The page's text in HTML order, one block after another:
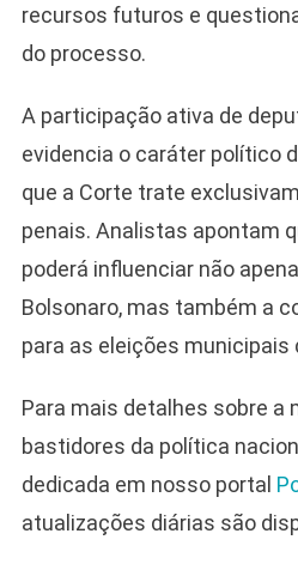
recursos futuros e
do processo.
A participação ativa de
evidencia o caráter político
que a Corte trate
penais. Analistas apontam
poderá influenciar não
Bolsonaro, mas também a
para as eleições municipais
Para mais detalhes sobre a
bastidores da política
dedicada em nosso portal
atualizações diárias são